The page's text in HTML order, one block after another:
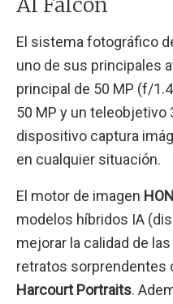
El sistema fotográfico
uno de sus principales
principal de 50 MP (f/
50 MP y un teleobjetivo
dispositivo captura
en cualquier situación.
El motor de imagen
modelos híbridos IA
mejorar la calidad de
retratos sorprendentes
Harcourt Portraits.